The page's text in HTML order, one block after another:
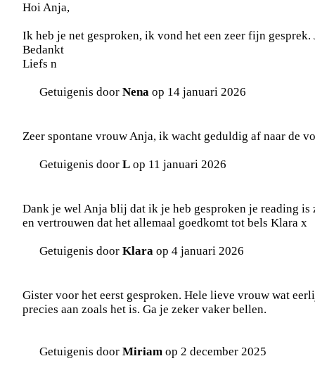
Hoi Anja,
Ik heb je net gesproken, ik vond het een zeer fijn
Bedankt
Liefs n
Getuigenis door Nena op 14 januari 2026
Zeer spontane vrouw Anja, ik wacht geduldig af naar de
Getuigenis door L op 11 januari 2026
Dank je wel Anja blij dat ik je heb gesproken je reading
en vertrouwen dat het allemaal goedkomt tot bels Klara x
Getuigenis door Klara op 4 januari 2026
Gister voor het eerst gesproken. Hele lieve vrouw wat
precies aan zoals het is. Ga je zeker vaker bellen.
Getuigenis door Miriam op 2 december 2025